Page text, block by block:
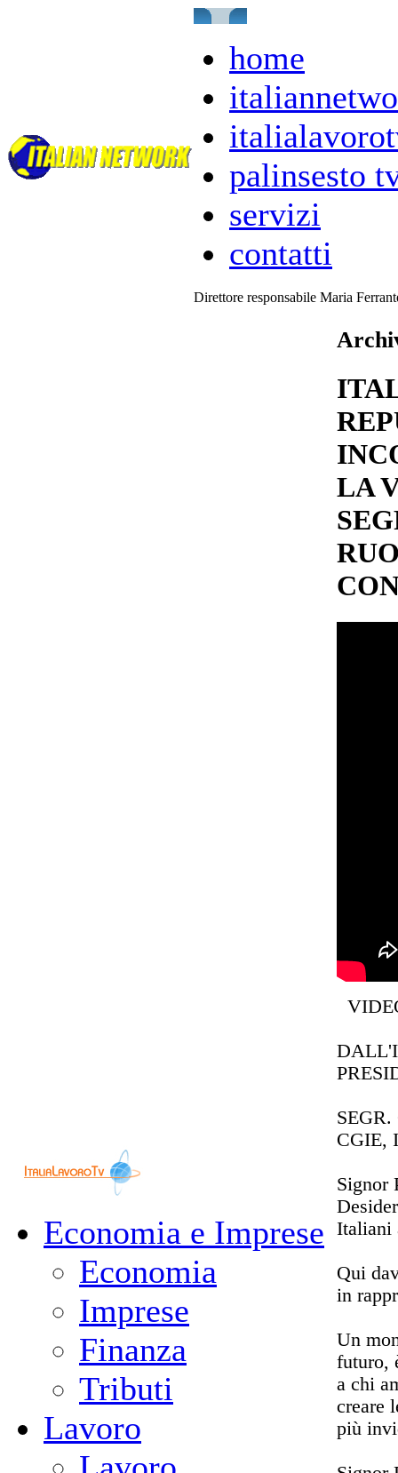
home
palinsesto
servizi
contatti
Direttore responsabile Maria
Economia e Imprese
Economia
Imprese
Finanza
Tributi
Lavoro
LA
CGIE,
Signor
Italiani
Qui
in
Un
futuro,
a chi
creare
più